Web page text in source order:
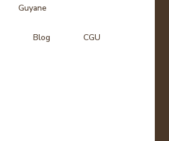
Guyane
Blog CGU